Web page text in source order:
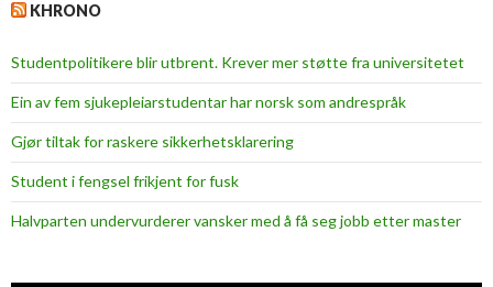
KHRONO
Studentpolitikere blir utbrent. Krever mer støtte fra universitetet
Ein av fem sjukepleiar­studentar har norsk som andrespråk
Gjør tiltak for raskere sikkerhets­klarering
Student i fengsel frikjent for fusk
Halvparten undervurderer vansker med å få seg jobb etter master